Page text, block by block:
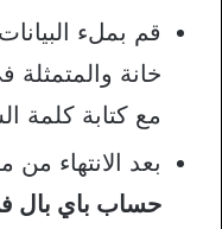
قم بملء
خانة والمتمثلة
مع كتابة كلمة
بعد الانتهاء من
حساب باي بال